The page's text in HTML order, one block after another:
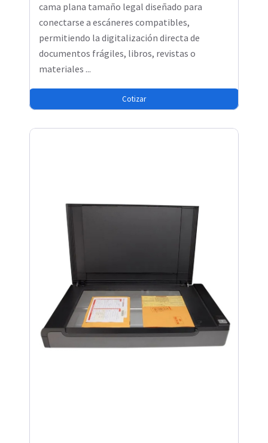
cama plana tamaño legal diseñado para
conectarse a escáneres compatibles,
permitiendo la digitalización directa de
documentos frágiles, libros, revistas o
materiales ...
Cotizar